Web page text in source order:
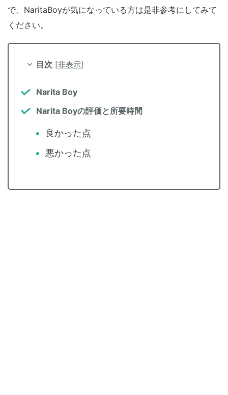
で、NaritaBoyが気になっている方は是非参考にしてみて
ください。
目次 [非表示]
Narita Boy
Narita Boyの評価と所要時間
良かった点
悪かった点